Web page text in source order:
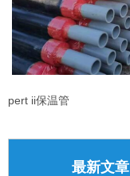
pert ii保温管
最新文章